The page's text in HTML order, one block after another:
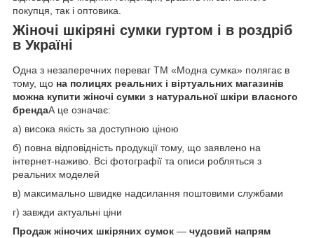
покупця, так і оптовика.
Жіночі шкіряні сумки гуртом і в роздріб
в Україні
Одна з незаперечних переваг TM «Модна сумка» полягає в
тому, що на полицях реальних і віртуальних магазинів
можна купити жіночі сумки з натуральної шкіри власного
брендаА це означає:
а) висока якість за доступною ціною
б) повна відповідність продукції тому, що заявлено на
інтернет-наживо. Всі фотографії та описи робляться з
реальних моделей
в) максимально швидке надсилання поштовими службами
г) завжди актуальні ціни
Продаж жіночих шкіряних сумок — чудовий напрям